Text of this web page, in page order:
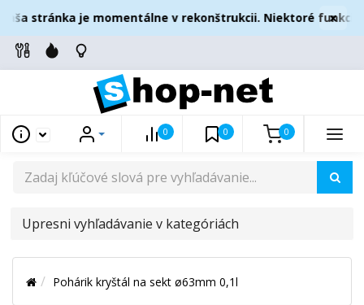
stránka je momentálne v rekonštrukcii. Niektoré funkcie
×
0 0 0
UPRESNI
V
KATEGÓRIÁCH
Pohárik kryštál na sekt ø63mm 0,1l